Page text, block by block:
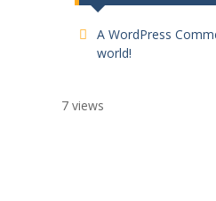
A WordPress
world!
7 views